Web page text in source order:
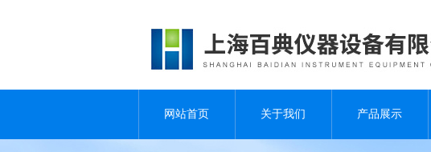
网站首页 关于我们 产品展示